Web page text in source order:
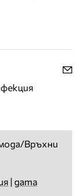
Връхни
| дата